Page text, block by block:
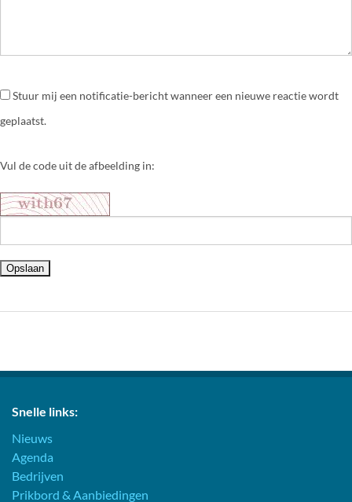
Stuur mij een notificatie-bericht wanneer een nieuwe reactie wordt
geplaatst.
Vul de code uit de afbeelding in:
Snelle links:
Nieuws
Agenda
Bedrijven
Prikbord & Aanbiedingen